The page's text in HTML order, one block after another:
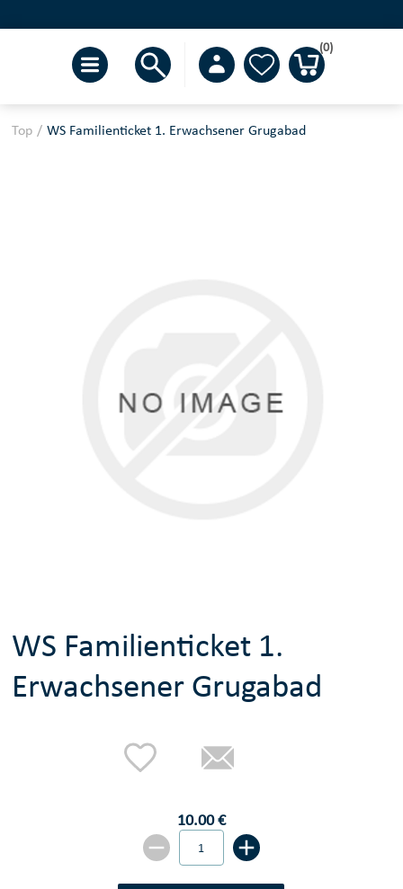
(0)
Top / WS Familienticket 1. Erwachsener Grugabad
WS Familienticket 1.
Erwachsener Grugabad
10.00 €